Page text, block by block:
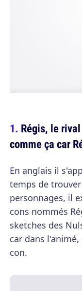
Régis, le
comme ça car
En anglais il
temps de
personnages, il
cons nommés
sketches des
car dans
con.